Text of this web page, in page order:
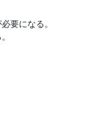
要になる。